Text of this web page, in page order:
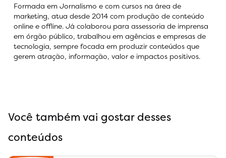
Formada em Jornalismo e com cursos na área de
marketing, atua desde 2014 com produção de conteúdo
online e offline. Já colaborou para assessoria de imprensa
em órgão público, trabalhou em agências e empresas de
tecnologia, sempre focada em produzir conteúdos que
gerem atração, informação, valor e impactos positivos.
Você também vai gostar desses
conteúdos